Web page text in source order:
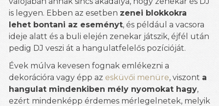
is legyen. Ebben az esetben zenei blokkokra
lehet bontani az eseményt, és például a vacsora
ideje alatt és a buli elején zenekar játszik, éjfél után
pedig DJ veszi át a hangulatfelelős pozícióját.
Évek múlva kevesen fognak emlékezni a
dekorációra vagy épp az esküvői menüre, viszont a
hangulat mindenkiben mély nyomokat hagy,
ezért mindenképp érdemes mérlegelnetek, melyik